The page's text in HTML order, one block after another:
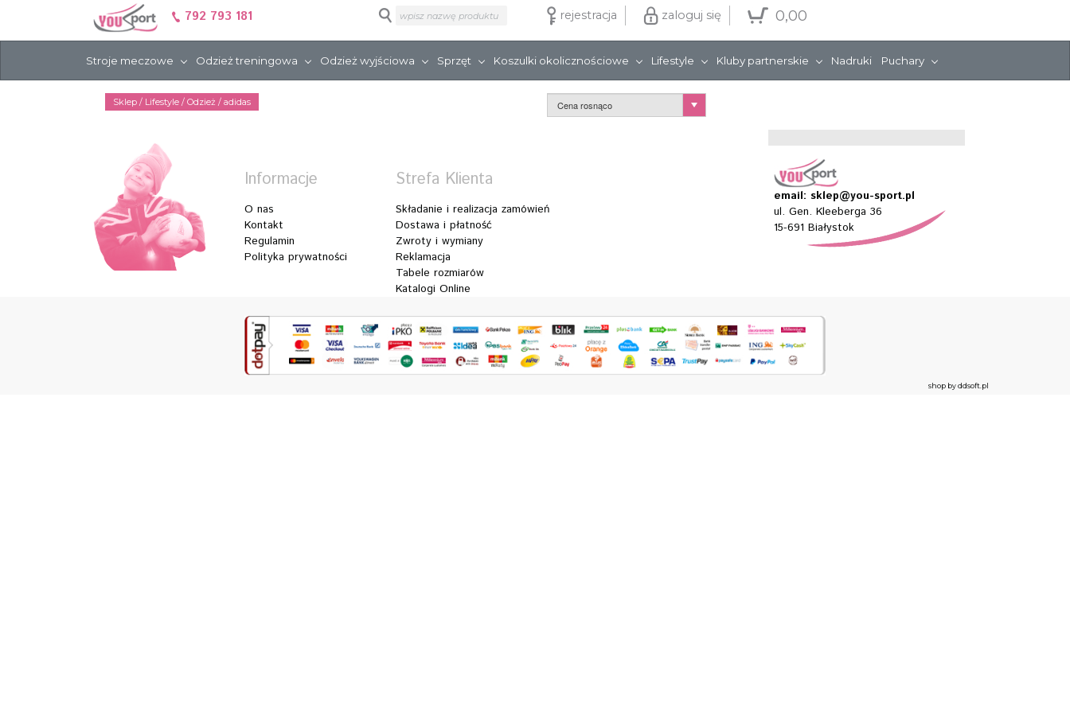
792 793 181 rejestracja zaloguj się 0,00
Stroje meczowe Odzież treningowa Odzież wyjściowa Sprzęt Koszulki okolicznościowe Lifestyle Kluby partnerskie Nadruki Puchary
Sklep / Lifestyle / Odzież / adidas
Informacje
O nas
Kontakt
Regulamin
Polityka prywatności
Strefa Klienta
Składanie i realizacja zamówień
Dostawa i płatność
Zwroty i wymiany
Reklamacja
Tabele rozmiarów
Katalogi Online
email: sklep@you-sport.pl
ul. Gen. Kleeberga 36
15-691 Białystok
shop by ddsoft.pl